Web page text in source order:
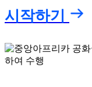
시작하기